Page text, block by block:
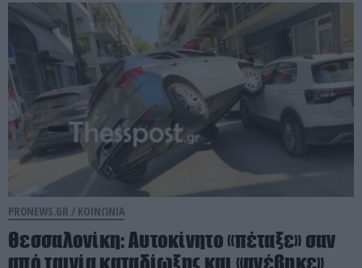
PRONEWS.GR / ΚΟΙΝΩΝΙΑ
Θεσσαλονίκη: Αυτοκίνητο «πέταξε» σαν
από ταινία καταδίωξης και «ανέβηκε»